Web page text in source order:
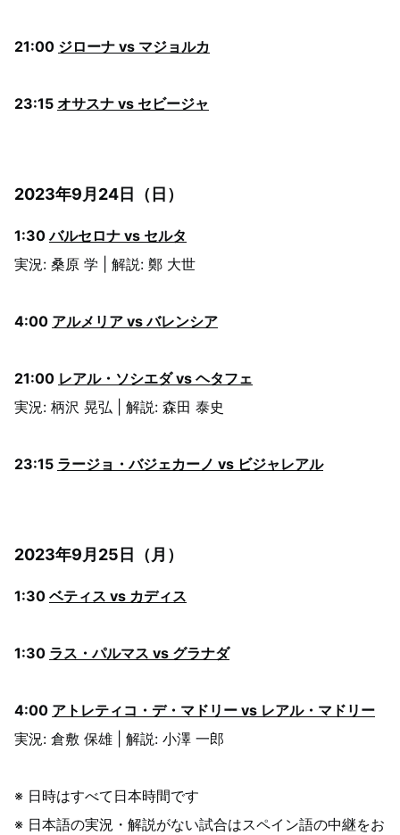
21:00 ジローナ vs マジョルカ
23:15 オサスナ vs セビージャ
2023年9月24日（日）
1:30バルセロナ vs セルタ
実況: 桑原 学 | 解説: 鄭 大世
4:00 アルメリア vs バレンシア
21:00 レアル・ソシエダ vs ヘタフェ
実況: 柄沢 晃弘 | 解説: 森田 泰史
23:15 ラージョ・バジェカーノ vs ビジャレアル
2023年9月25日（月）
1:30 ベティス vs カディス
1:30 ラス・パルマス vs グラナダ
4:00 アトレティコ・デ・マドリー vs レアル・マドリー
実況: 倉敷 保雄 | 解説: 小澤 一郎
※ 日時はすべて日本時間です
※ 日本語の実況・解説がない試合はスペイン語の中継をお